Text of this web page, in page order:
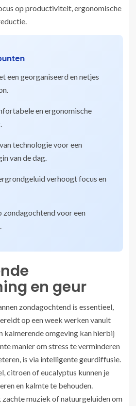
op productiviteit, ergonomische
een georganiseerd en netjes
en ergonomische
technologie voor een
van de dag.
verhoogt focus en
zondagochtend voor een
en geur
zondagochtend is essentieel,
op een week werken vanuit
kalmerende omgeving kan hierbij
manier om stress te verminderen
is via intelligente geurdiffusie
citroen of eucalyptus kunnen je
en kalmte te behouden.
muziek of natuurgeluiden om